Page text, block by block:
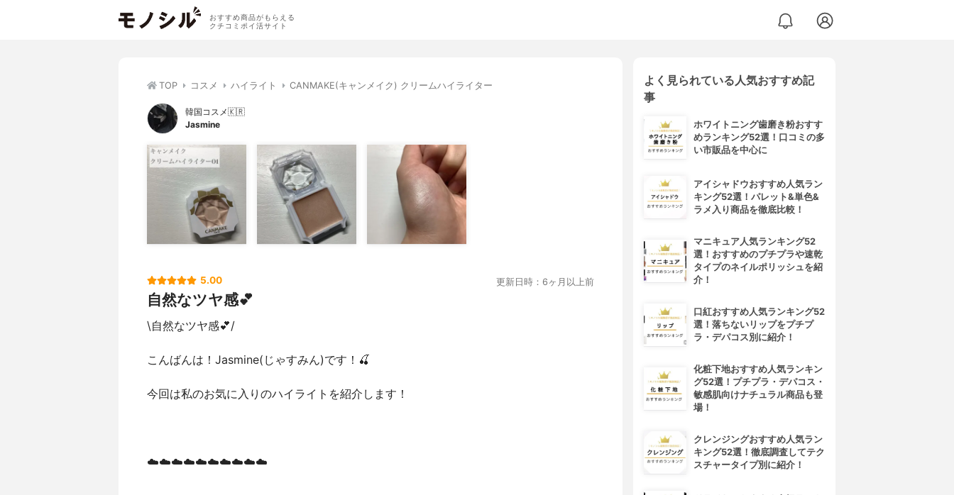
おすすめ商品がもらえる
クチコミポイ活サイト
TOP コスメ ハイライト CANMAKE(キャンメイク) クリームハイライター
韓国コスメ🇰🇷
Jasmine
5.00 更新日時：6ヶ月以上前
自然なツヤ感💕
\自然なツヤ感💕/
こんばんは！Jasmine(じゃすみん)です！🍒
今回は私のお気に入りのハイライトを紹介します！
☁️☁️☁️☁️☁️☁️☁️☁️☁️☁️
よく見られている人気おすすめ記
事
ホワイトニング歯磨き粉おすす
めランキング52選！口コミの多
い市販品を中心に
アイシャドウおすすめ人気ラン
キング52選！パレット&単色&
ラメ入り商品を徹底比較！
マニキュア人気ランキング52
選！おすすめのプチプラや速乾
タイプのネイルポリッシュを紹
介！
口紅おすすめ人気ランキング52
選！落ちないリップをプチプ
ラ・デパコス別に紹介！
化粧下地おすすめ人気ランキン
グ52選！プチプラ・デパコス・
敏感肌向けナチュラル商品も登
場！
クレンジングおすすめ人気ラン
キング52選！徹底調査してテク
スチャータイプ別に紹介！